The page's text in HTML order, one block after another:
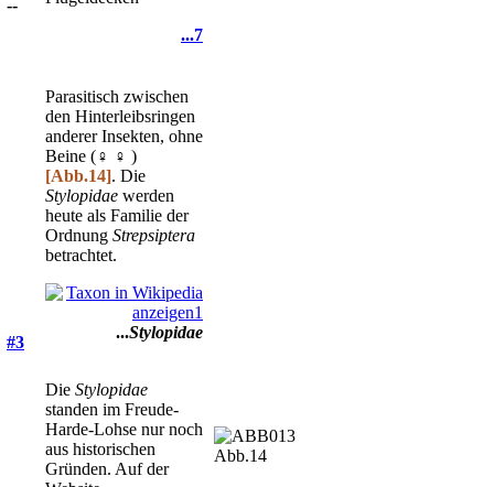
--
...7
#3
Parasitisch zwischen
den Hinterleibsringen
anderer Insekten, ohne
Beine (♀ ♀ )
[Abb.14]. Die
Stylopidae werden
heute als Familie der
Ordnung Strepsiptera
betrachtet.
...Stylopidae
Die Stylopidae
standen im Freude-
Harde-Lohse nur noch
aus historischen
Gründen. Auf der
Abb.14